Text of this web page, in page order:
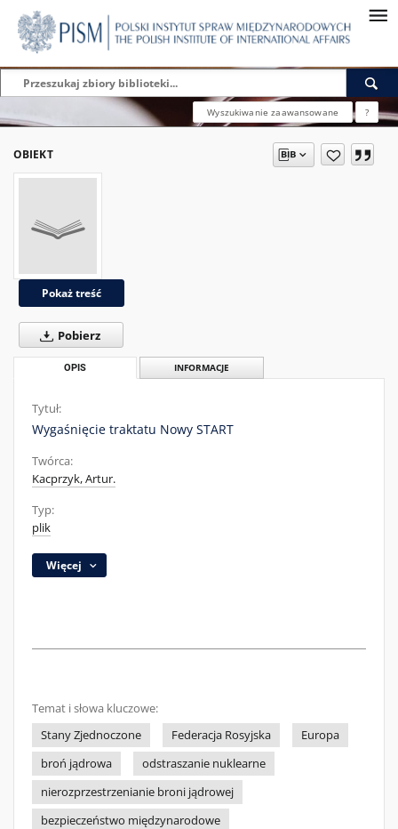
Wyszukiwanie zaawansowane ?
OBIEKT
Pokaż treść
Pobierz
OPIS INFORMACJE
Tytuł:
Wygaśnięcie traktatu Nowy START
Twórca:
Kacprzyk, Artur.
Typ:
plik
Więcej
Temat i słowa kluczowe:
Stany Zjednoczone
Federacja Rosyjska
Europa
broń jądrowa
odstraszanie nuklearne
nierozprzestrzenianie broni jądrowej
bezpieczeństwo międzynarodowe